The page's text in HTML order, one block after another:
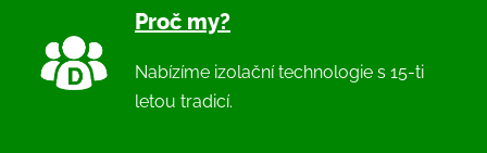
Proč my?
Nabízíme izolační technologie s 15-ti
letou tradicí.